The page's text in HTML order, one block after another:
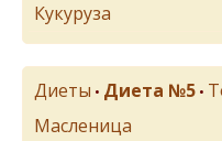
Кукуруза
Диеты • Диета №5 •
Масленица